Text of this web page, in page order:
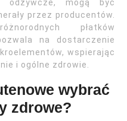
odżywcze, mogą być
przez producentów.
płatków
na dostarczenie
wspierając
i ogólne zdrowie.
wybrać
zdrowe?